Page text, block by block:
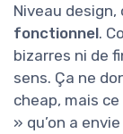
Niveau
fonctionnel.
bizarres ni de
sens. Ça ne
cheap, mais
» qu’on a